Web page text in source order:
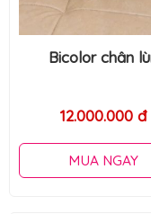
MUA NGAY